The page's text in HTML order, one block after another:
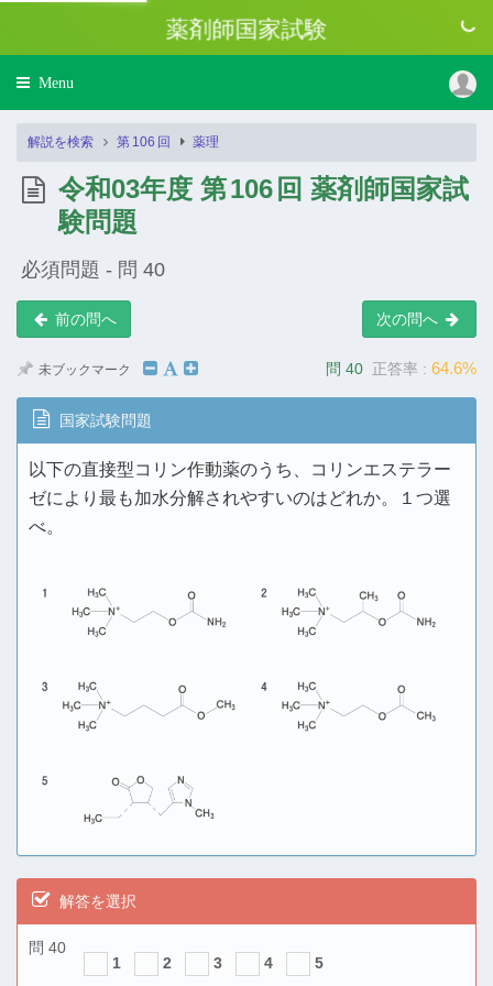
薬剤師国家試験
Toggle
Menu
解説を検索 第 106 回 薬理
令和03年度 第106 回 薬剤師国家試
験問題
必須問題 - 問 40
前の問へ 次の問へ
未ブックマーク 問 40 正答率 : 64.6%
国家試験問題
以下の直接型コリン作動薬のうち、コリンエステラー
ゼにより最も加水分解されやすいのはどれか。１つ選
べ。
解答を選択
問 40
1
2 3 4 5